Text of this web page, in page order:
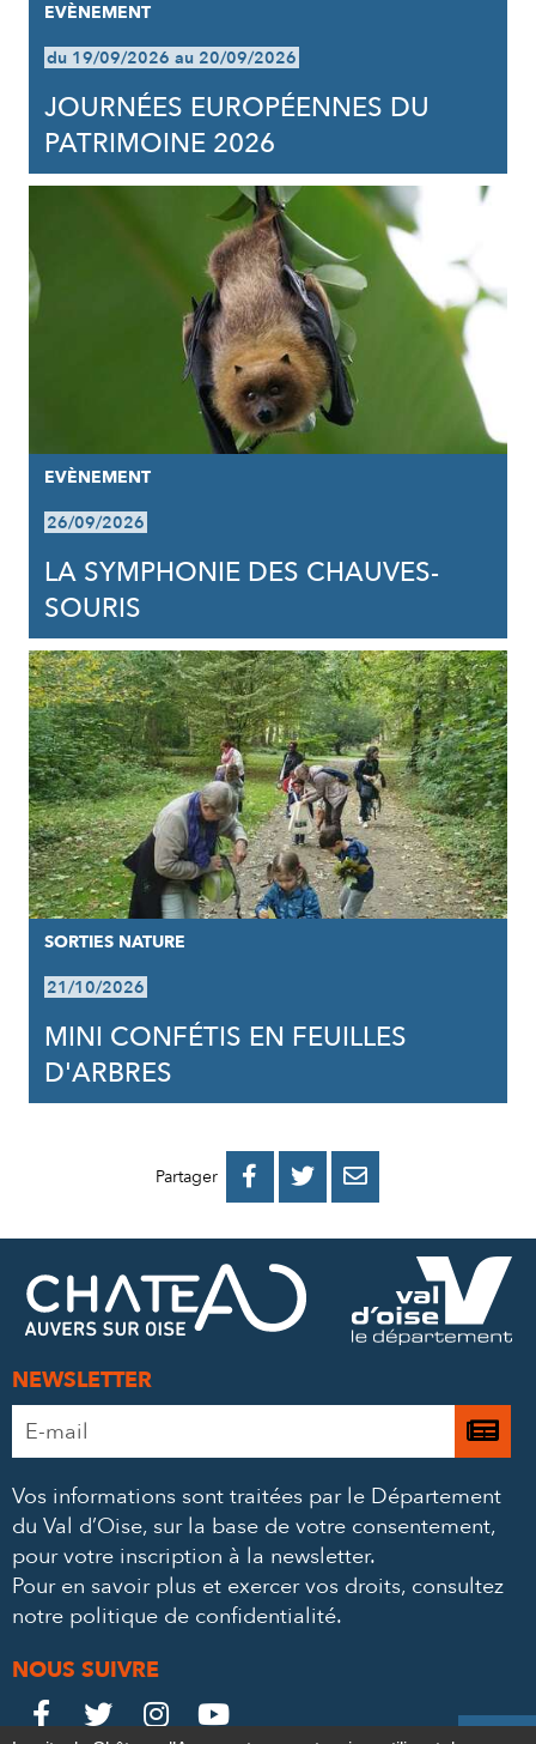
EVÈNEMENT
du 19/09/2026 au 20/09/2026
JOURNÉES EUROPÉENNES DU
PATRIMOINE 2026
EVÈNEMENT
26/09/2026
LA SYMPHONIE DES CHAUVES-
SOURIS
SORTIES NATURE
21/10/2026
MINI CONFÉTIS EN FEUILLES
D'ARBRES
Partager 
PARTAGER
FACEBOOK
PARTAGER
PARTAGER
MAIL
NEWSLETTER
Adresse
e-
*
Je
à
Vos informations sont traitées par le Département
du Val d’Oise, sur la base de votre consentement,
pour votre inscription à la newsletter.
Pour en savoir plus et exercer vos droits, consultez
notre politique de confidentialité.
NOUS SUIVRE
Le
 Le
 Le
 Le
